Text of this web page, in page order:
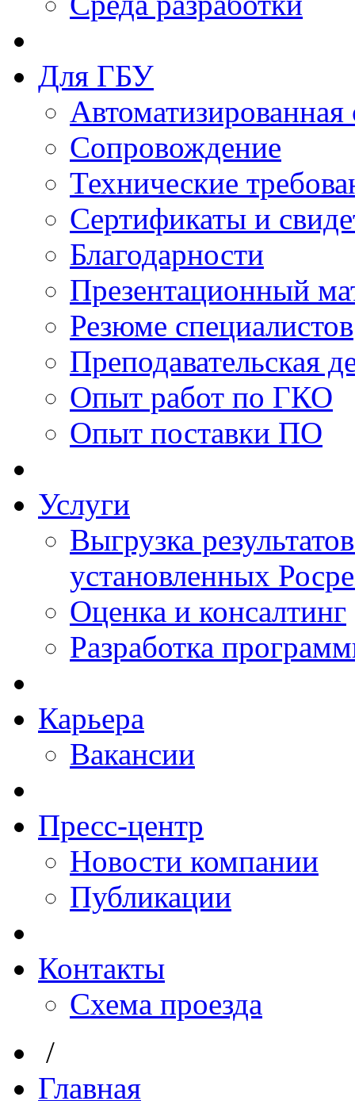
Для ГБУ
Сопровождение
Технические
Сертификаты и
Благодарности
Презентационный
Резюме специалистов
Преподавательская
Опыт работ по ГКО
Опыт поставки ПО
Услуги
Выгрузка
установленных
Оценка и консалтинг
Разработка
Карьера
Вакансии
Пресс-центр
Новости компании
Публикации
Контакты
Схема проезда
/
Главная